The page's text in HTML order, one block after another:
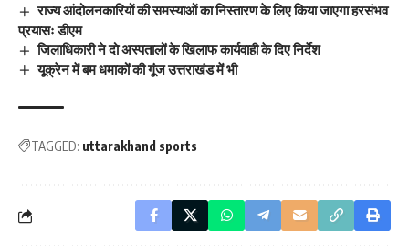
राज्य आंदोलनकारियों की समस्याओं का निस्तारण के लिए किया जाएगा हरसंभव
प्रयासः डीएम
जिलाधिकारी ने दो अस्पतालों के खिलाफ कार्यवाही के दिए निर्देश
यूक्रेन में बम धमाकों की गूंज उत्तराखंड में भी
TAGGED: uttarakhand sports